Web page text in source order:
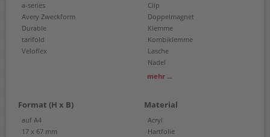
a-series
Avery Zweckform
Durable
tarifold
Veloflex
Clip
Doppelmagnet
Klemme
Kombiklemme
Lasche
Nadel
Textilband
mehr ...
Format (H x B)
auf A4
17 x 67 mm
Material
Acryl
Hartfolie